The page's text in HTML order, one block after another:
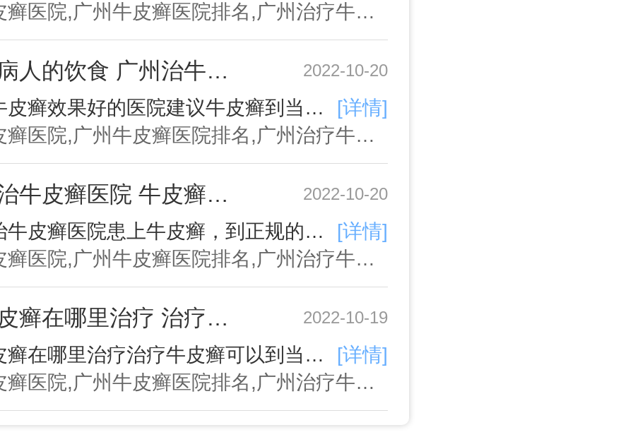
广州牛皮癣医院,广州牛皮癣医院排名,广州治疗牛皮癣医院哪家好,广州牛皮癣专科医院,广州牛皮癣医院哪家好,广州哪里治疗牛皮癣专业
牛皮癣病人的饮食 广州治牛皮癣效果好的医院 2022-10-20
广州治牛皮癣效果好的医院建议牛皮癣到当地比较权威的医院进行检查治疗，牛皮癣在初期治果，在发病后，要及时到正规医院进行检查，查明病因病情，早发现早治疗。牛皮癣病人的饮食牛皮癣是一种常见的皮肤疾病，要及时的去治疗，会出现皮肤破溃，而且也会瘙痒等等的
[详情]
广州牛皮癣医院,广州牛皮癣医院排名,广州治疗牛皮癣医院哪家好,广州牛皮癣专科医院,广州牛皮癣医院哪家好,广州哪里治疗牛皮癣专业
广州专治牛皮癣医院 牛皮癣的危害有哪些 2022-10-20
广州专治牛皮癣医院患上牛皮癣，到正规的牛皮癣医院去治疗，牛皮癣的病情不一样，治疗方法也不一样，要先进行系统的检查，正规的医院有专业的设备，可以根据病情制定可行的治疗方案。牛皮癣的危害有哪些牛皮癣的危害，其实它一般是不会致命。一般牛皮癣，它主要是分成这么四
[详情]
广州牛皮癣医院,广州牛皮癣医院排名,广州治疗牛皮癣医院哪家好,广州牛皮癣专科医院,广州牛皮癣医院哪家好,广州哪里治疗牛皮癣专业
广州牛皮癣在哪里治疗 治疗牛皮癣的5个食疗偏方 2022-10-19
广州牛皮癣在哪里治疗治疗牛皮癣可以到当地的正规医院进行治疗，正规的医院治疗的效果，平时要多注意休息，情绪放松。不要过度的熬夜、劳累、紧张、焦虑。要注意多锻炼身体，提高身体的免疫力。牛皮癣疾病的三个饮食注意事项大家都知道牛皮癣，是一种很常见的皮肤疾病，它的出
[详情]
广州牛皮癣医院,广州牛皮癣医院排名,广州治疗牛皮癣医院哪家好,广州牛皮癣专科医院,广州牛皮癣医院哪家好,广州哪里治疗牛皮癣专业